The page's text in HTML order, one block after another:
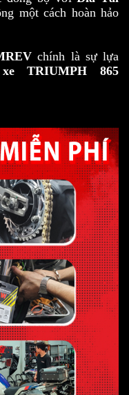
một cách hoàn hảo
chính là sự lựa
xe TRIUMPH 865